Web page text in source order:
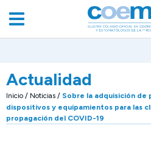
Actualidad
Inicio / Noticias / Sobre la adquisición de
dispositivos y equipamientos para las
propagación del COVID-19